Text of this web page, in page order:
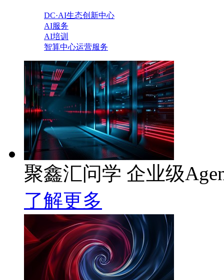
DC·AI生态创新中心
AI服务
AI培训
智算中心运营服务
聚鑫汇问学 企业级
了解更多